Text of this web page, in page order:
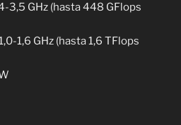
3,5 GHz (hasta 448 GFlops
1,6 GHz (hasta 1,6 TFlops